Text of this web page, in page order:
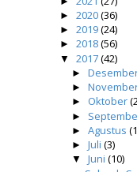
► 2020(36)
► 2019(24)
► 2018(56)
▼ 2017(42)
►
►
► Oktober
►
►Agustus
►Juli(3)
▼Juni(10)